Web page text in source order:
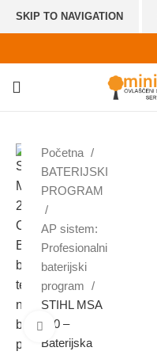
SKIP TO NAVIGATION
Click to enlarge
Početna
BATERIJSKI
PROGRAM
AP sistem:
Profesionalni
baterijski
program
STIHL MSA
200 –
Baterijska